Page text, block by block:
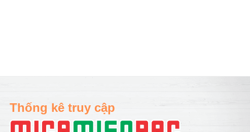
Thống kê truy cập